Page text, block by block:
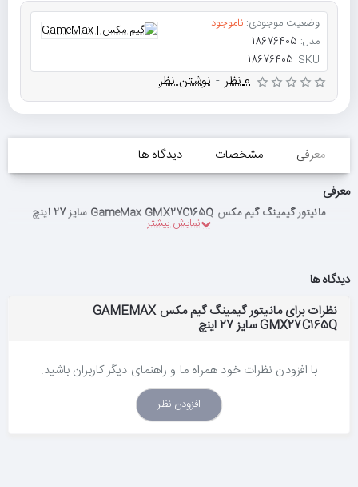
وضعیت موجودی: ناموجود
مدل: 18676405
SKU:
18676405
0 نظر - نوشتن نظر
معرفی مشخصات
دیدگاه ها
معرفی
مانیتور گیمینگ گیم مکس GameMax GMX27C165Q سایز 27 اینچ
دیدگاه ها
نظرات برای مانیتور گیمینگ گیم مکس GAMEMAX
GMX27C165Q سایز 27 اینچ
با افزودن نظرات خود همراه ما و راهنمای دیگر کاربران باشید.
افزودن نظر